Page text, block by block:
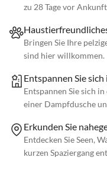
zu 28 Tage vor
Bringen Sie Ihre
sind hier willkommen.
Entspannen Sie
Entspannen Sie sich
einer Dampfdusche
Erkunden Sie
Entdecken Sie Seen,
kurzen Spaziergang